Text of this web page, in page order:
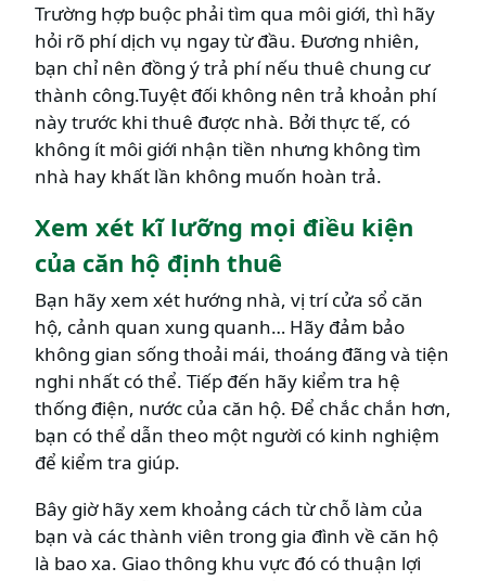
Trường hợp buộc phải tìm qua môi giới, thì hãy
hỏi rõ phí dịch vụ ngay từ đầu. Đương nhiên,
bạn chỉ nên đồng ý trả phí nếu thuê chung cư
thành công.Tuyệt đối không nên trả khoản phí
này trước khi thuê được nhà. Bởi thực tế, có
không ít môi giới nhận tiền nhưng không tìm
nhà hay khất lần không muốn hoàn trả.
Xem xét kĩ lưỡng mọi điều kiện
của căn hộ định thuê
Bạn hãy xem xét hướng nhà, vị trí cửa sổ căn
hộ, cảnh quan xung quanh… Hãy đảm bảo
không gian sống thoải mái, thoáng đãng và tiện
nghi nhất có thể. Tiếp đến hãy kiểm tra hệ
thống điện, nước của căn hộ. Để chắc chắn hơn,
bạn có thể dẫn theo một người có kinh nghiệm
để kiểm tra giúp.
Bây giờ hãy xem khoảng cách từ chỗ làm của
bạn và các thành viên trong gia đình về căn hộ
là bao xa. Giao thông khu vực đó có thuận lợi